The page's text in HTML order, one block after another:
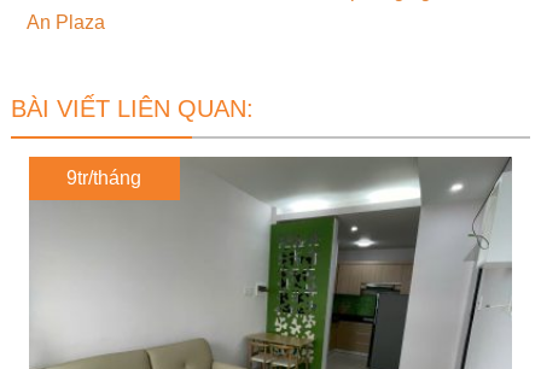
An Plaza
BÀI VIẾT LIÊN QUAN:
9tr/tháng